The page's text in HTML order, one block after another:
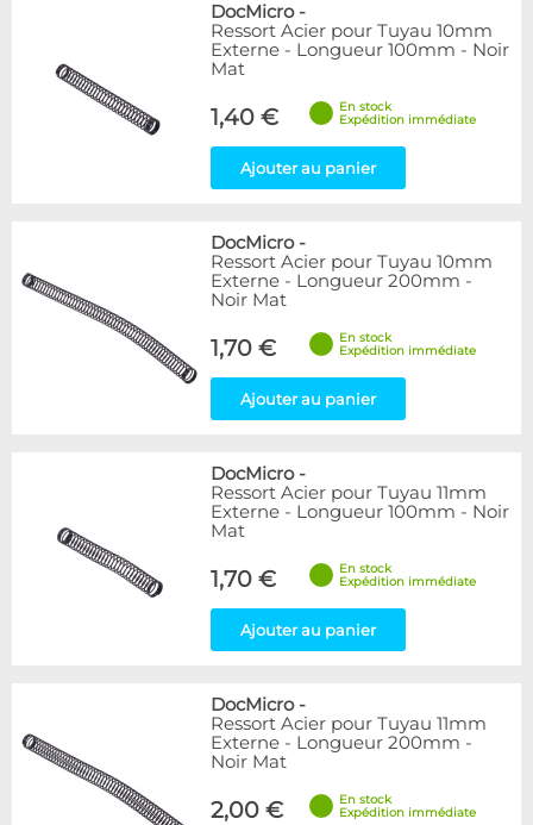
DocMicro-
Ressort Acier pour Tuyau 10mm
Externe - Longueur 100mm - Noir
Mat
1,40 €
En stock
Expédition immédiate
Ajouter au panier
DocMicro-
Ressort Acier pour Tuyau 10mm
Externe - Longueur 200mm -
Noir Mat
1,70 €
En stock
Expédition immédiate
Ajouter au panier
DocMicro-
Ressort Acier pour Tuyau 11mm
Externe - Longueur 100mm - Noir
Mat
1,70 €
En stock
Expédition immédiate
Ajouter au panier
DocMicro-
Ressort Acier pour Tuyau 11mm
Externe - Longueur 200mm -
Noir Mat
2,00 €
En stock
Expédition immédiate